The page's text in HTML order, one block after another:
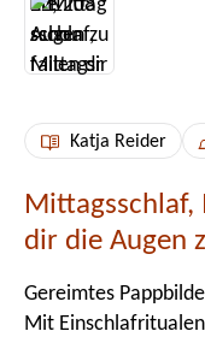
Katja Reider
dir die Augen
Gereimtes
Mit